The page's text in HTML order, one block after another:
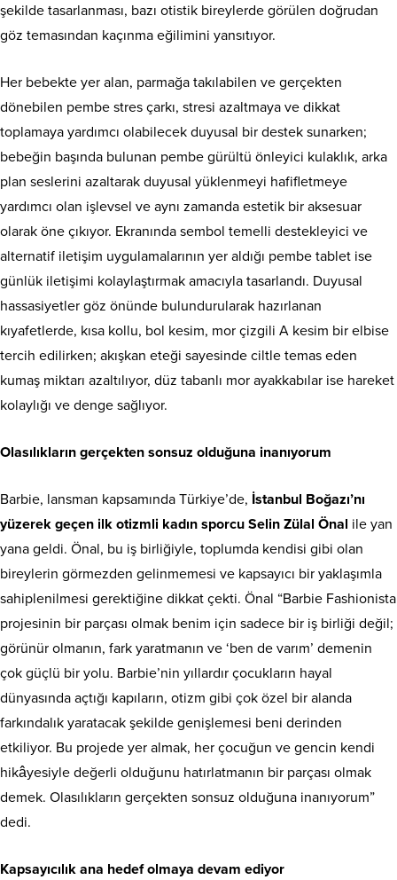
şekilde tasarlanması, bazı otistik bireylerde görülen doğrudan
göz temasından kaçınma eğilimini yansıtıyor.
Her bebekte yer alan, parmağa takılabilen ve gerçekten
dönebilen pembe stres çarkı, stresi azaltmaya ve dikkat
toplamaya yardımcı olabilecek duyusal bir destek sunarken;
bebeğin başında bulunan pembe gürültü önleyici kulaklık, arka
plan seslerini azaltarak duyusal yüklenmeyi hafifletmeye
yardımcı olan işlevsel ve aynı zamanda estetik bir aksesuar
olarak öne çıkıyor. Ekranında sembol temelli destekleyici ve
alternatif iletişim uygulamalarının yer aldığı pembe tablet ise
günlük iletişimi kolaylaştırmak amacıyla tasarlandı. Duyusal
hassasiyetler göz önünde bulundurularak hazırlanan
kıyafetlerde, kısa kollu, bol kesim, mor çizgili A kesim bir elbise
tercih edilirken; akışkan eteği sayesinde ciltle temas eden
kumaş miktarı azaltılıyor, düz tabanlı mor ayakkabılar ise hareket
kolaylığı ve denge sağlıyor.
Olasılıkların gerçekten sonsuz olduğuna inanıyorum
Barbie, lansman kapsamında Türkiye’de, İstanbul Boğazı’nı
yüzerek geçen ilk otizmli kadın sporcu Selin Zülal Önal ile yan
yana geldi. Önal, bu iş birliğiyle, toplumda kendisi gibi olan
bireylerin görmezden gelinmemesi ve kapsayıcı bir yaklaşımla
sahiplenilmesi gerektiğine dikkat çekti. Önal “Barbie Fashionista
projesinin bir parçası olmak benim için sadece bir iş birliği değil;
görünür olmanın, fark yaratmanın ve ‘ben de varım’ demenin
çok güçlü bir yolu. Barbie’nin yıllardır çocukların hayal
dünyasında açtığı kapıların, otizm gibi çok özel bir alanda
farkındalık yaratacak şekilde genişlemesi beni derinden
etkiliyor. Bu projede yer almak, her çocuğun ve gencin kendi
hikâyesiyle değerli olduğunu hatırlatmanın bir parçası olmak
demek. Olasılıkların gerçekten sonsuz olduğuna inanıyorum”
dedi.
Kapsayıcılık ana hedef olmaya devam ediyor